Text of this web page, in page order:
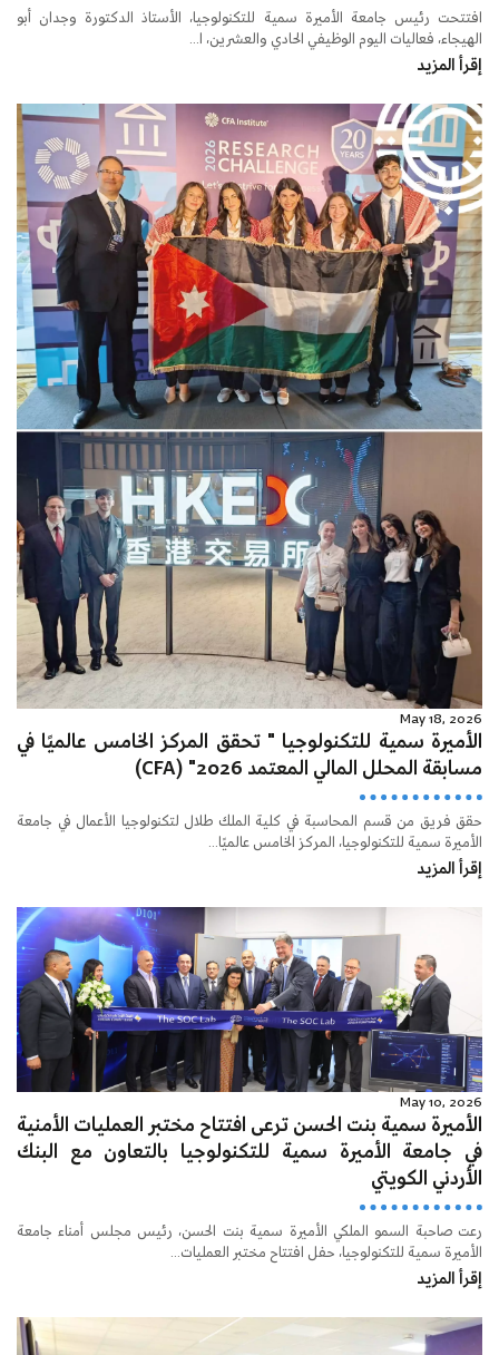
افتتحت رئيس جامعة الأميرة سمية للتكنولوجيا، الأستاذ الدكتورة وجدان أبو
الهيجاء، فعاليات اليوم الوظيفي الحادي والعشرين، ا...
إقرأ المزيد
May 18, 2026
الأميرة سمية للتكنولوجيا " تحقق المركز الخامس عالميًا في
مسابقة المحلل المالي المعتمد 2026" (CFA)
حقق فريق من قسم المحاسبة في كلية الملك طلال لتكنولوجيا الأعمال في جامعة
الأميرة سمية للتكنولوجيا، المركز الخامس عالميًا...
إقرأ المزيد
May 10, 2026
الأميرة سمية بنت الحسن ترعى افتتاح مختبر العمليات الأمنية
في جامعة الأميرة سمية للتكنولوجيا بالتعاون مع البنك
الأردني الكويتي
رعت صاحبة السمو الملكي الأميرة سمية بنت الحسن، رئيس مجلس أمناء جامعة
الأميرة سمية للتكنولوجيا، حفل افتتاح مختبر العمليات...
إقرأ المزيد